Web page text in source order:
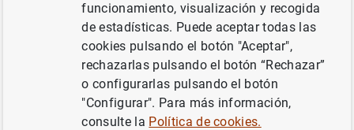
Comunicado (306KB )
funcionamiento, visualización y recogida
de estadísticas. Puede aceptar todas las
cookies pulsando el botón "Aceptar",
rechazarlas pulsando el botón “Rechazar”
o configurarlas pulsando el botón
"Configurar". Para más información,
consulte la Política de cookies.